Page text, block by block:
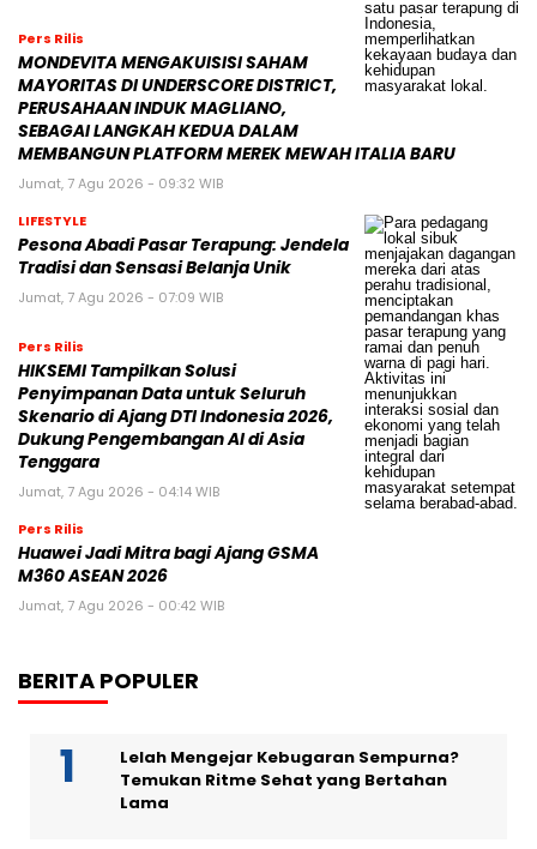
Pers Rilis
MONDEVITA MENGAKUISISI SAHAM
MAYORITAS DI UNDERSCORE DISTRICT,
PERUSAHAAN INDUK MAGLIANO,
SEBAGAI LANGKAH KEDUA DALAM
MEMBANGUN PLATFORM MEREK MEWAH ITALIA BARU
Jumat, 7 Agu 2026 - 09:32 WIB
LIFESTYLE
Pesona Abadi Pasar Terapung: Jendela
Tradisi dan Sensasi Belanja Unik
Jumat, 7 Agu 2026 - 07:09 WIB
Pers Rilis
HIKSEMI Tampilkan Solusi
Penyimpanan Data untuk Seluruh
Skenario di Ajang DTI Indonesia 2026,
Dukung Pengembangan AI di Asia
Tenggara
Jumat, 7 Agu 2026 - 04:14 WIB
Pers Rilis
Huawei Jadi Mitra bagi Ajang GSMA
M360 ASEAN 2026
Jumat, 7 Agu 2026 - 00:42 WIB
BERITA POPULER
Lelah Mengejar Kebugaran Sempurna?
Temukan Ritme Sehat yang Bertahan
Lama